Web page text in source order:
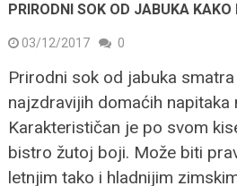
PRIRODNI SOK OD JABUKA
03/12/2017 0
Prirodni sok od jabuka
najzdravijih domaćih napitaka
Karakterističan je po svom
bistro žutoj boji. Može biti
letnjim tako i hladnijim